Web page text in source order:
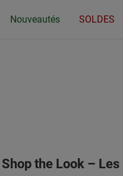
Nouveautés SOLDES
Shop the Look –